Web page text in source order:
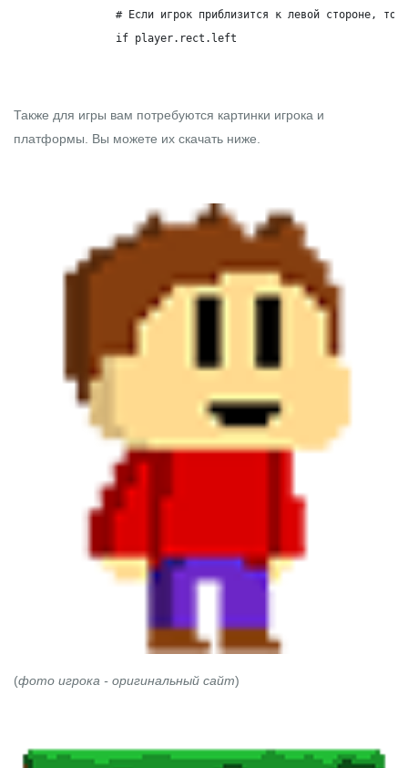
		if player.rect.left
Также для игры вам потребуются картинки игрока и
платформы. Вы можете их скачать ниже.
(фото игрока - оригинальный сайт)